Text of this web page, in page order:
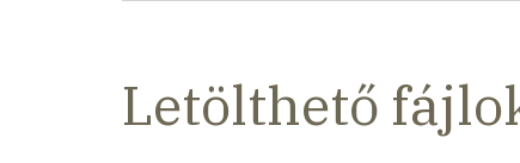
Letölthető